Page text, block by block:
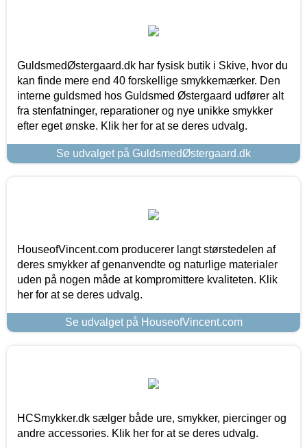
GuldsmedØstergaard.dk har fysisk butik i Skive, hvor du
kan finde mere end 40 forskellige smykkemærker. Den
interne guldsmed hos Guldsmed Østergaard udfører alt
fra stenfatninger, reparationer og nye unikke smykker
efter eget ønske. Klik her for at se deres udvalg.
Se udvalget på GuldsmedØstergaard.dk
HouseofVincent.com producerer langt størstedelen af
deres smykker af genanvendte og naturlige materialer
uden på nogen måde at kompromittere kvaliteten. Klik
her for at se deres udvalg.
Se udvalget på HouseofVincent.com
HCSmykker.dk sælger både ure, smykker, piercinger og
andre accessories. Klik her for at se deres udvalg.